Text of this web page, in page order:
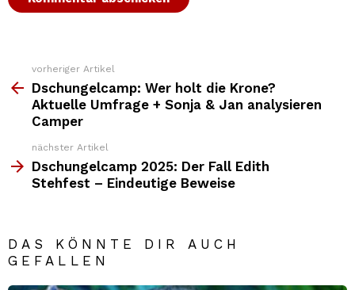
Weitere
Top
News
vorheriger Artikel
Dschungelcamp: Wer holt die Krone?
Aktuelle Umfrage + Sonja & Jan analysieren
Camper
nächster Artikel
Dschungelcamp 2025: Der Fall Edith
Stehfest – Eindeutige Beweise
DAS KÖNNTE DIR AUCH
GEFALLEN